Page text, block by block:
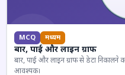
MCQ मध्यम
बार, पाई और लाइन ग्राफ
बार, पाई और लाइन ग्राफ से डेटा निकालने
आवश्यक।